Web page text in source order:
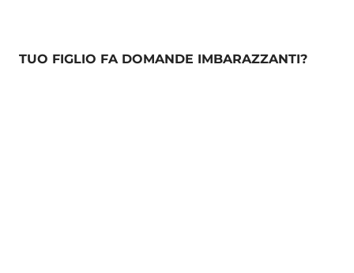
TUO FIGLIO FA DOMANDE IMBARAZZANTI?